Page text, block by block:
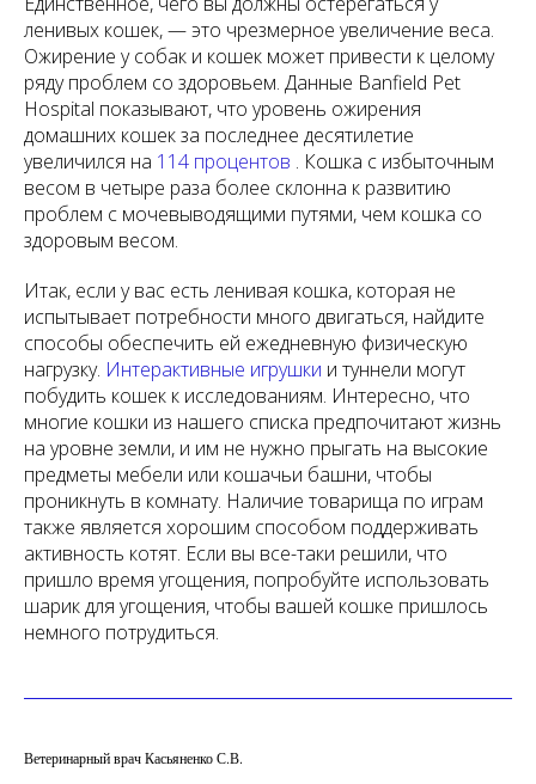
ленивых кошек, — это чрезмерное увеличение веса.
Ожирение у собак и кошек может привести к целому
ряду проблем со здоровьем. Данные Banfield Pet
Hospital показывают, что уровень ожирения
домашних кошек за последнее десятилетие
увеличился на 114 процентов . Кошка с избыточным
весом в четыре раза более склонна к развитию
проблем с мочевыводящими путями, чем кошка со
здоровым весом.
Итак, если у вас есть ленивая кошка, которая не
испытывает потребности много двигаться, найдите
способы обеспечить ей ежедневную физическую
нагрузку. Интерактивные игрушки и туннели могут
побудить кошек к исследованиям. Интересно, что
многие кошки из нашего списка предпочитают жизнь
на уровне земли, и им не нужно прыгать на высокие
предметы мебели или кошачьи башни, чтобы
проникнуть в комнату. Наличие товарища по играм
также является хорошим способом поддерживать
активность котят. Если вы все-таки решили, что
пришло время угощения, попробуйте использовать
шарик для угощения, чтобы вашей кошке пришлось
немного потрудиться.
Ветеринарный врач Касьяненко С.В.